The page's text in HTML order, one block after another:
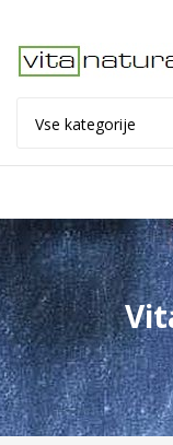
Preskoči
na
vsebino